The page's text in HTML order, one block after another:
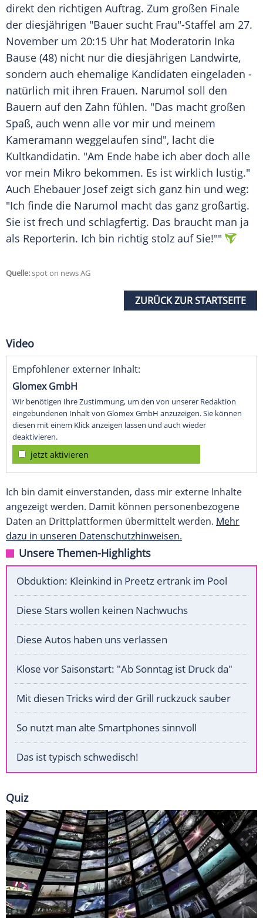
direkt den richtigen Auftrag. Zum großen Finale
der diesjährigen "Bauer sucht Frau"-Staffel am 27.
November um 20:15 Uhr hat Moderatorin Inka
Bause (48) nicht nur die diesjährigen Landwirte,
sondern auch ehemalige Kandidaten eingeladen -
natürlich mit ihren Frauen. Narumol soll den
Bauern auf den Zahn fühlen. "Das macht großen
Spaß, auch wenn alle vor mir und meinem
Kameramann weggelaufen sind", lacht die
Kultkandidatin. "Am Ende habe ich aber doch alle
vor mein Mikro bekommen. Es ist wirklich lustig."
Auch Ehebauer Josef zeigt sich ganz hin und weg:
"Ich finde die Narumol macht das ganz großartig.
Sie ist frech und schlagfertig. Das braucht man ja
als Reporterin. Ich bin richtig stolz auf Sie!""
Quelle:spot on news AG
ZURÜCK ZUR STARTSEITE
Video
Empfohlener externer Inhalt:
Glomex GmbH
Wir benötigen Ihre Zustimmung, um den von unserer Redaktion
eingebundenen Inhalt von Glomex GmbH anzuzeigen. Sie können
diesen mit einem Klick anzeigen lassen und auch wieder
deaktivieren.
jetzt aktivieren
Ich bin damit einverstanden, dass mir externe Inhalte
angezeigt werden. Damit können personenbezogene
Daten an Drittplattformen übermittelt werden. Mehr
dazu in unseren Datenschutzhinweisen.
Unsere Themen-Highlights
Obduktion: Kleinkind in Preetz ertrank im Pool
Diese Stars wollen keinen Nachwuchs
Diese Autos haben uns verlassen
Klose vor Saisonstart: "Ab Sonntag ist Druck da"
Mit diesen Tricks wird der Grill ruckzuck sauber
So nutzt man alte Smartphones sinnvoll
Das ist typisch schwedisch!
Quiz